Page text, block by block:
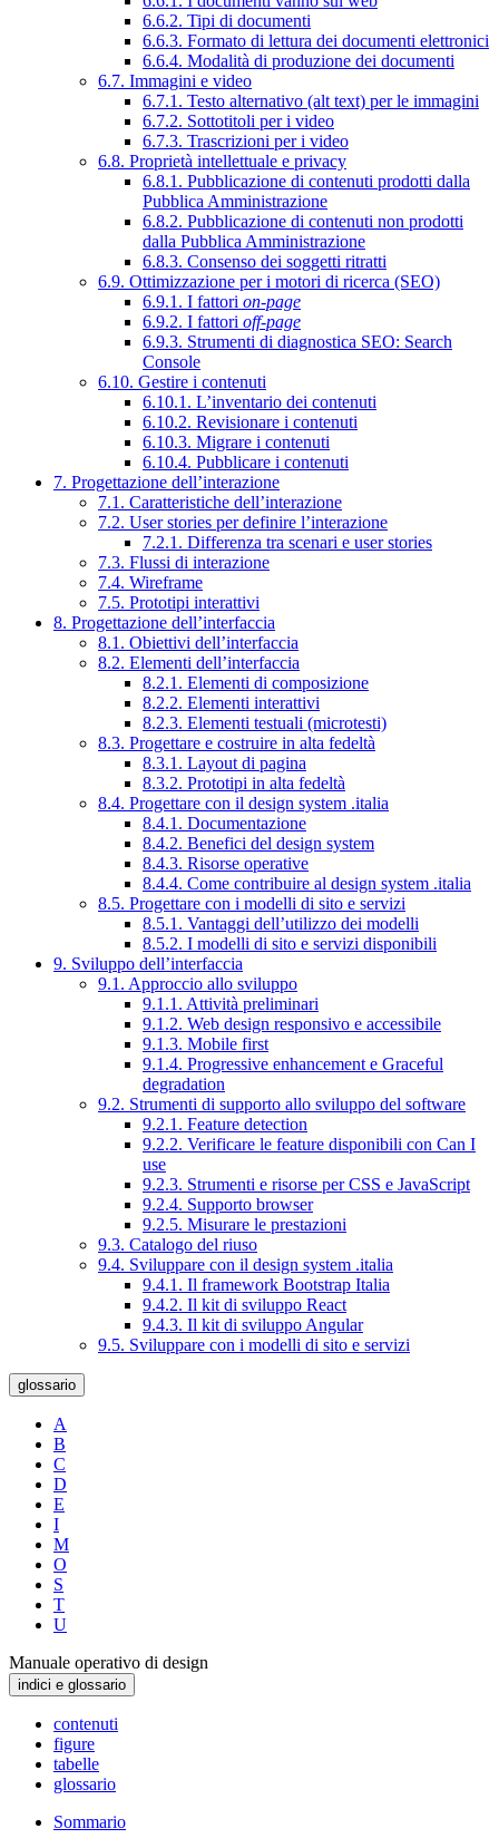
6.6.2. Tipi di documenti
6.6.3. Formato di lettura dei documenti elettronici
6.6.4. Modalità di produzione dei documenti
6.7. Immagini e video
6.7.1. Testo alternativo (alt text) per le immagini
6.7.2. Sottotitoli per i video
6.7.3. Trascrizioni per i video
6.8. Proprietà intellettuale e privacy
6.8.1. Pubblicazione di contenuti prodotti dalla
Pubblica Amministrazione
6.8.2. Pubblicazione di contenuti non prodotti
dalla Pubblica Amministrazione
6.8.3. Consenso dei soggetti ritratti
6.9. Ottimizzazione per i motori di ricerca (SEO)
6.9.1. I fattori on-page
6.9.2. I fattori off-page
6.9.3. Strumenti di diagnostica SEO: Search
Console
6.10. Gestire i contenuti
6.10.1. L’inventario dei contenuti
6.10.2. Revisionare i contenuti
6.10.3. Migrare i contenuti
6.10.4. Pubblicare i contenuti
7. Progettazione dell’interazione
7.1. Caratteristiche dell’interazione
7.2. User stories per definire l’interazione
7.2.1. Differenza tra scenari e user stories
7.3. Flussi di interazione
7.4. Wireframe
7.5. Prototipi interattivi
8. Progettazione dell’interfaccia
8.1. Obiettivi dell’interfaccia
8.2. Elementi dell’interfaccia
8.2.1. Elementi di composizione
8.2.2. Elementi interattivi
8.2.3. Elementi testuali (microtesti)
8.3. Progettare e costruire in alta fedeltà
8.3.1. Layout di pagina
8.3.2. Prototipi in alta fedeltà
8.4. Progettare con il design system .italia
8.4.1. Documentazione
8.4.2. Benefici del design system
8.4.3. Risorse operative
8.4.4. Come contribuire al design system .italia
8.5. Progettare con i modelli di sito e servizi
8.5.1. Vantaggi dell’utilizzo dei modelli
8.5.2. I modelli di sito e servizi disponibili
9. Sviluppo dell’interfaccia
9.1. Approccio allo sviluppo
9.1.1. Attività preliminari
9.1.2. Web design responsivo e accessibile
9.1.3. Mobile first
9.1.4. Progressive enhancement e Graceful
degradation
9.2. Strumenti di supporto allo sviluppo del software
9.2.1. Feature detection
9.2.2. Verificare le feature disponibili con Can I
use
9.2.3. Strumenti e risorse per CSS e JavaScript
9.2.4. Supporto browser
9.2.5. Misurare le prestazioni
9.3. Catalogo del riuso
9.4. Sviluppare con il design system .italia
9.4.1. Il framework Bootstrap Italia
9.4.2. Il kit di sviluppo React
9.4.3. Il kit di sviluppo Angular
9.5. Sviluppare con i modelli di sito e servizi
glossario
A
B
C
D
E
I
M
O
S
T
U
Manuale operativo di design
indici e glossario
contenuti
figure
tabelle
glossario
Sommario